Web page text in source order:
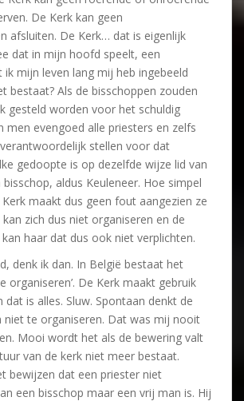
De Kerk kan geen
afsluiten. De Kerk… dat is eigenlijk
dat in mijn hoofd speelt, een
mijn leven lang mij heb ingebeeld
bestaat? Als de bisschoppen zouden
gesteld worden voor het schuldig
men evengoed alle priesters en zelfs
stellen voor dat
gedoopte is op dezelfde wijze lid van
bisschop, aldus Keuleneer. Hoe simpel
maakt dus geen fout aangezien ze
zich dus niet organiseren en de
haar dat dus ook niet verplichten.
denk ik dan. In België bestaat het
organiseren’. De Kerk maakt gebruik
dat is alles. Sluw. Spontaan denkt de
niet te organiseren. Dat was mij nooit
Mooi wordt het als de bewering valt
van de kerk niet meer bestaat.
bewijzen dat een priester niet
een bisschop maar een vrij man is. Hij